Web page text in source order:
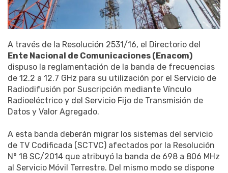
A través de la Resolución 2531/16, el Directorio del
Ente Nacional de Comunicaciones (Enacom)
dispuso la reglamentación de la banda de frecuencias
de 12.2 a 12.7 GHz para su utilización por el Servicio de
Radiodifusión por Suscripción mediante Vínculo
Radioeléctrico y del Servicio Fijo de Transmisión de
Datos y Valor Agregado.
A esta banda deberán migrar los sistemas del servicio
de TV Codificada (SCTVC) afectados por la Resolución
N° 18 SC/2014 que atribuyó la banda de 698 a 806 MHz
al Servicio Móvil Terrestre. Del mismo modo se dispone